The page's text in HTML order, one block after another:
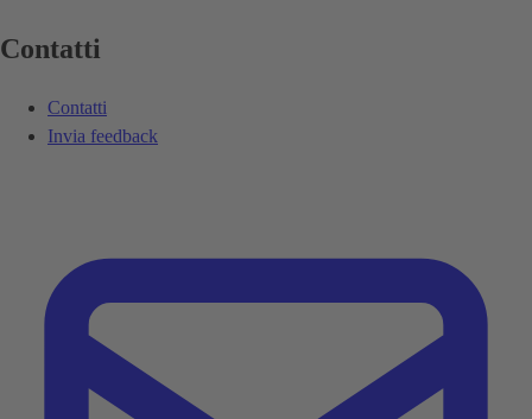
Contatti
Contatti
Invia feedback